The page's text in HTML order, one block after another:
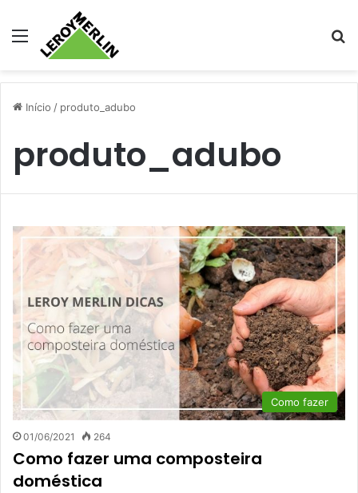
Menu
Início / produto_adubo
produto_adubo
Como fazer
01/06/2021 264
Como fazer uma composteira
doméstica